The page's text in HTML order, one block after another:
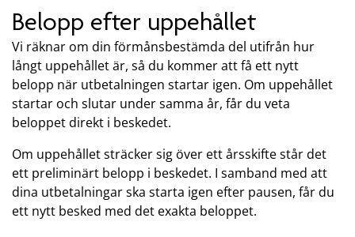
Belopp efter uppehållet
Vi räknar om din förmånsbestämda del utifrån hur
långt uppehållet är, så du kommer att få ett nytt
belopp när utbetalningen startar igen. Om uppehållet
startar och slutar under samma år, får du veta
beloppet direkt i beskedet.
Om uppehållet sträcker sig över ett årsskifte står det
ett preliminärt belopp i beskedet. I samband med att
dina utbetalningar ska starta igen efter pausen, får du
ett nytt besked med det exakta beloppet.